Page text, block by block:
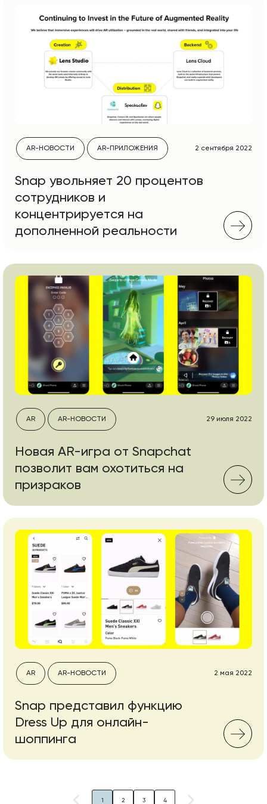
AR-НОВОСТИ AR-ПРИЛОЖЕНИЯ 2 сентября 2022
Snap увольняет 20 процентов
сотрудников и
концентрируется на
дополненной реальности
AR AR-НОВОСТИ 29 июля 2022
Новая AR-игра от Snapchat
позволит вам охотиться на
призраков
AR AR-НОВОСТИ 2 мая 2022
Snap представил функцию
Dress Up для онлайн-
шоппинга
1 2 3 4